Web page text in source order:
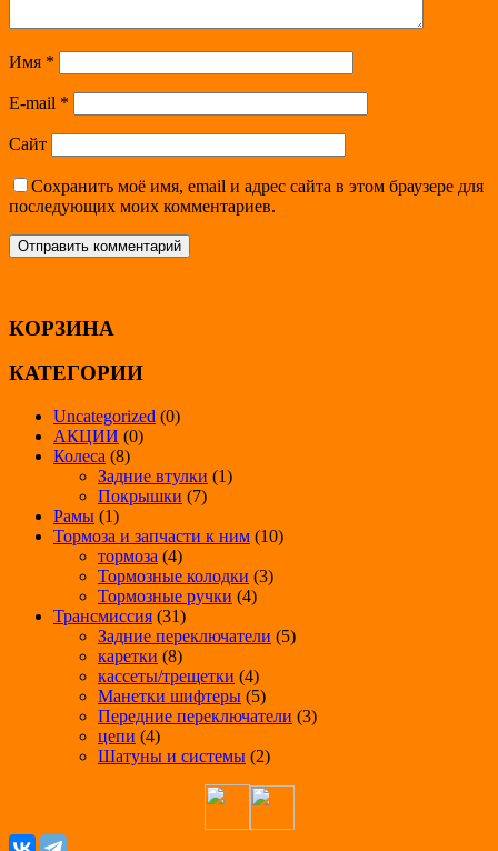
Имя *
E-mail *
Сайт
Сохранить моё имя, email и адрес сайта в этом браузере для
последующих моих комментариев.
КОРЗИНА
КАТЕГОРИИ
Uncategorized (0)
АКЦИИ (0)
Колеса (8)
Задние втулки (1)
Покрышки (7)
Рамы (1)
Тормоза и запчасти к ним (10)
тормоза (4)
Тормозные колодки (3)
Тормозные ручки (4)
Трансмиссия (31)
Задние переключатели (5)
каретки (8)
кассеты/трещетки (4)
Манетки шифтеры (5)
Передние переключатели (3)
цепи (4)
Шатуны и системы (2)